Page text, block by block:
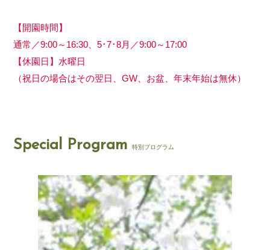
【開園時間】
通常／9:00～16:30、5･7･8月／9:00～17:00
【休園日】水曜日
（祝日の場合はその翌日、GW、お盆、年末年始は無休）
Special Program 特別プログラム